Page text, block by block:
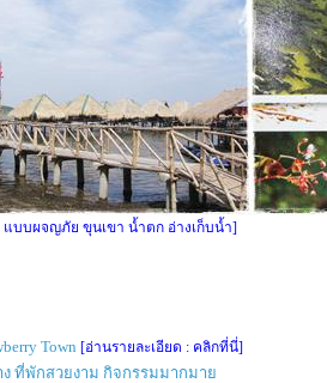
บบผจญภัย ขุนเขา น้ำตก อ่างเก็บน้ำ]
Town [อ่านรายละเอียด : คลิกที่นี่]
ง ที่พักสวยงาม กิจกรรมมากมาย